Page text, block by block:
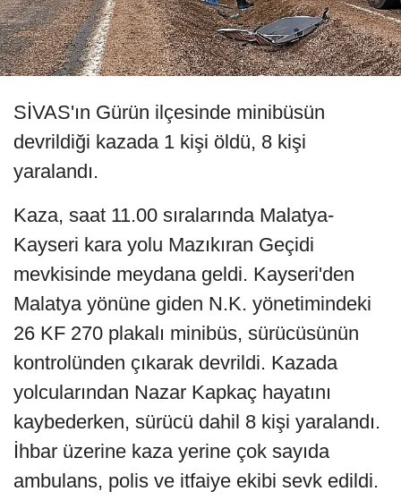
SİVAS'ın Gürün ilçesinde minibüsün
devrildiği kazada 1 kişi öldü, 8 kişi
yaralandı.
Kaza, saat 11.00 sıralarında Malatya-
Kayseri kara yolu Mazıkıran Geçidi
mevkisinde meydana geldi. Kayseri'den
Malatya yönüne giden N.K. yönetimindeki
26 KF 270 plakalı minibüs, sürücüsünün
kontrolünden çıkarak devrildi. Kazada
yolcularından Nazar Kapkaç hayatını
kaybederken, sürücü dahil 8 kişi yaralandı.
İhbar üzerine kaza yerine çok sayıda
ambulans, polis ve itfaiye ekibi sevk edildi.